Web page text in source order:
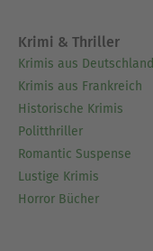
Krimi & Thriller
Krimis aus Deutschland
Krimis aus Frankreich
Historische Krimis
Politthriller
Romantic Suspense
Lustige Krimis
Horror Bücher